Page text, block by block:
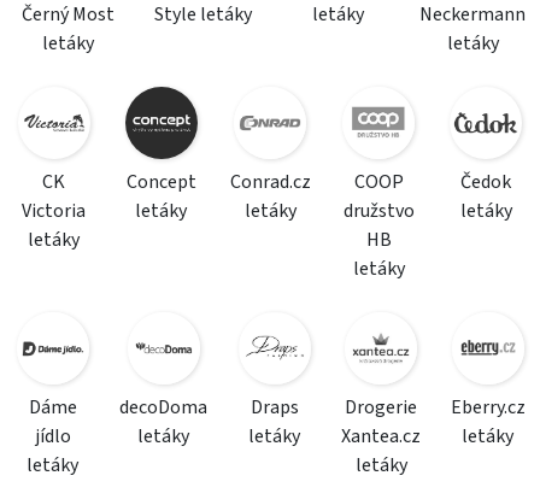
Černý Most
letáky
Style letáky
letáky
Neckermann
letáky
CK
Victoria
letáky
Concept
letáky
Conrad.cz
letáky
COOP
družstvo
HB
letáky
Čedok
letáky
Dáme
jídlo
letáky
decoDoma
letáky
Draps
letáky
Drogerie
Xantea.cz
letáky
Eberry.cz
letáky